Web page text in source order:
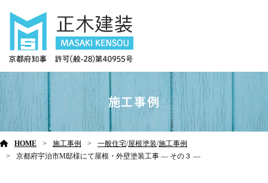
施工事例
HOME 施工事例 一般住宅/屋根塗装/施工事例
京都府宇治市M邸様にて屋根・外壁塗装工事 ― その３ ―